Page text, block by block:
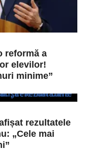
reformă a
elevilor!
minime”
inclusiv
rezultatele
„Cele mai